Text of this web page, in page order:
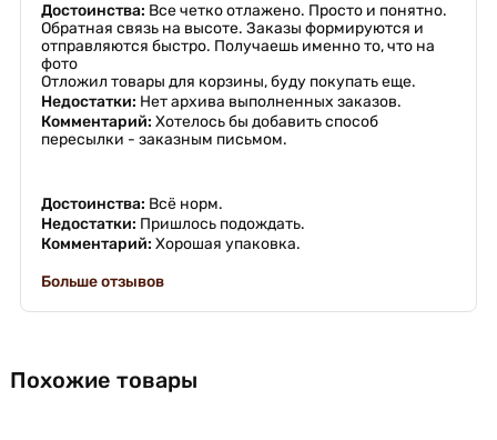
Достоинства: Все четко отлажено. Просто и понятно.
Обратная связь на высоте. Заказы формируются и
отправляются быстро. Получаешь именно то, что на
фото
Отложил товары для корзины, буду покупать еще.
Недостатки: Нет архива выполненных заказов.
Комментарий: Хотелось бы добавить способ
пересылки - заказным письмом.
Достоинства: Всë норм.
Недостатки: Пришлось подождать.
Комментарий: Хорошая упаковка.
Больше отзывов
Похожие товары